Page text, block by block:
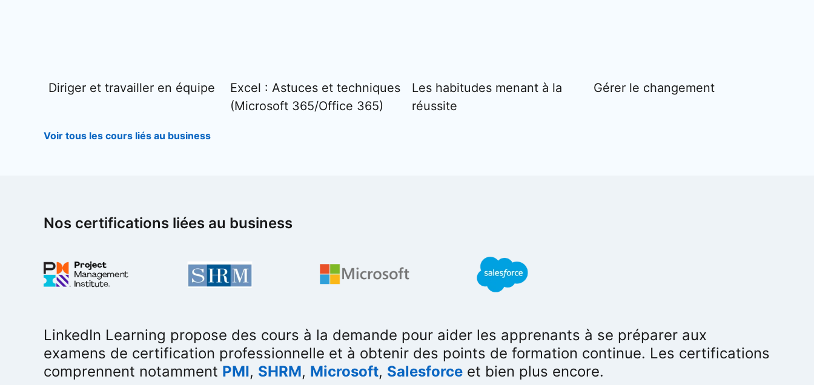
Diriger et travailler en équipe
Excel : Astuces et techniques
(Microsoft 365/Office 365)
Les habitudes menant à la
réussite
Gérer le changement
Voir tous les cours liés au business
Nos certifications liées au business
LinkedIn Learning propose des cours à la demande pour aider les apprenants à se préparer aux
examens de certification professionnelle et à obtenir des points de formation continue. Les certifications
comprennent notamment PMIopens in a new tab
, SHRMopens in a new tab
, Microsoftopens in a new tab
, Salesforce opens in a new tab
et bien plus encore.